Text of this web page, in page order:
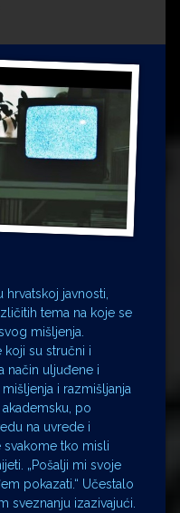
javnosti,
tema na koje se
mišljenja.
koji su stručni i
način uljuđene i
i razmišljanja
po
na uvrede i
svakome tko misli
„Pošalji mi svoje
pokazati.“ Učestalo
sveznanju izazivajući.